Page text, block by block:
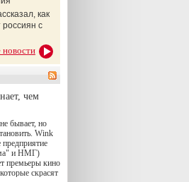
как
с
новости
чем
бывает, но
Wink
предприятие
и НМГ)
премьеры кино
скрасят